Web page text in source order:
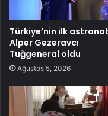
Türkiye’nin ilk
Alper Gezeravcı
Tuğgeneral oldu
Ağustos 5, 2026